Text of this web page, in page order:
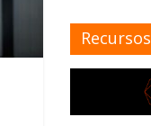
Recursos